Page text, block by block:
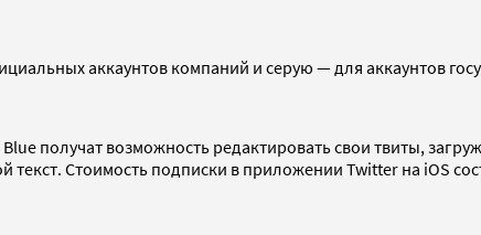
аккаунтов компаний и серую — для аккаунтов
получат возможность редактировать свои твиты,
Стоимость подписки в приложении Twitter на iOS